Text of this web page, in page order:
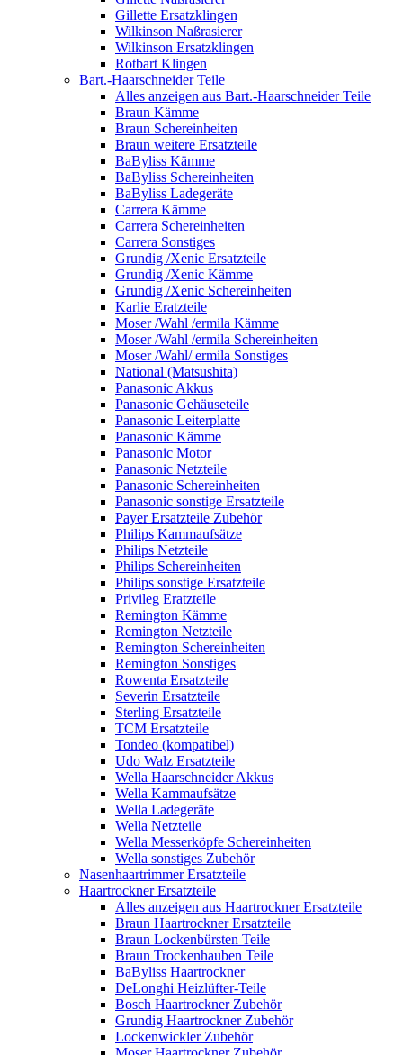
Gillette Ersatzklingen
Wilkinson Naßrasierer
Wilkinson Ersatzklingen
Rotbart Klingen
Bart.-Haarschneider Teile
Alles anzeigen aus Bart.-Haarschneider Teile
Braun Kämme
Braun Schereinheiten
Braun weitere Ersatzteile
BaByliss Kämme
BaByliss Schereinheiten
BaByliss Ladegeräte
Carrera Kämme
Carrera Schereinheiten
Carrera Sonstiges
Grundig /Xenic Ersatzteile
Grundig /Xenic Kämme
Grundig /Xenic Schereinheiten
Karlie Eratzteile
Moser /Wahl /ermila Kämme
Moser /Wahl /ermila Schereinheiten
Moser /Wahl/ ermila Sonstiges
National (Matsushita)
Panasonic Akkus
Panasonic Gehäuseteile
Panasonic Leiterplatte
Panasonic Kämme
Panasonic Motor
Panasonic Netzteile
Panasonic Schereinheiten
Panasonic sonstige Ersatzteile
Payer Ersatzteile Zubehör
Philips Kammaufsätze
Philips Netzteile
Philips Schereinheiten
Philips sonstige Ersatzteile
Privileg Eratzteile
Remington Kämme
Remington Netzteile
Remington Schereinheiten
Remington Sonstiges
Rowenta Ersatzteile
Severin Ersatzteile
Sterling Ersatzteile
TCM Ersatzteile
Tondeo (kompatibel)
Udo Walz Ersatzteile
Wella Haarschneider Akkus
Wella Kammaufsätze
Wella Ladegeräte
Wella Netzteile
Wella Messerköpfe Schereinheiten
Wella sonstiges Zubehör
Nasenhaartrimmer Ersatzteile
Haartrockner Ersatzteile
Alles anzeigen aus Haartrockner Ersatzteile
Braun Haartrockner Ersatzteile
Braun Lockenbürsten Teile
Braun Trockenhauben Teile
BaByliss Haartrockner
DeLonghi Heizlüfter-Teile
Bosch Haartrockner Zubehör
Grundig Haartrockner Zubehör
Lockenwickler Zubehör